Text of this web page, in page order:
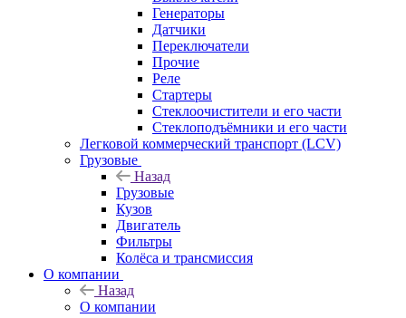
Генераторы
Датчики
Переключатели
Прочие
Реле
Стартеры
Стеклоочистители и его части
Стеклоподъёмники и его части
Легковой коммерческий транспорт (LCV)
Грузовые
Назад
Грузовые
Кузов
Двигатель
Фильтры
Колёса и трансмиссия
О компании
Назад
О компании